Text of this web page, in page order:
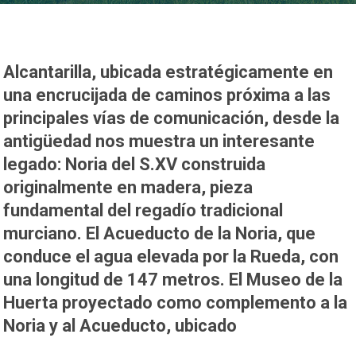
Alcantarilla, ubicada estratégicamente en
una encrucijada de caminos próxima a las
principales vías de comunicación, desde la
antigüedad nos muestra un interesante
legado: Noria del S.XV construida
originalmente en madera, pieza
fundamental del regadío tradicional
murciano. ElAcueducto de la Noria, que
conduce el agua elevada por la Rueda, con
una longitud de 147 metros. El Museo de la
Huerta proyectado como complemento a la
Noria y al Acueducto, ubicado